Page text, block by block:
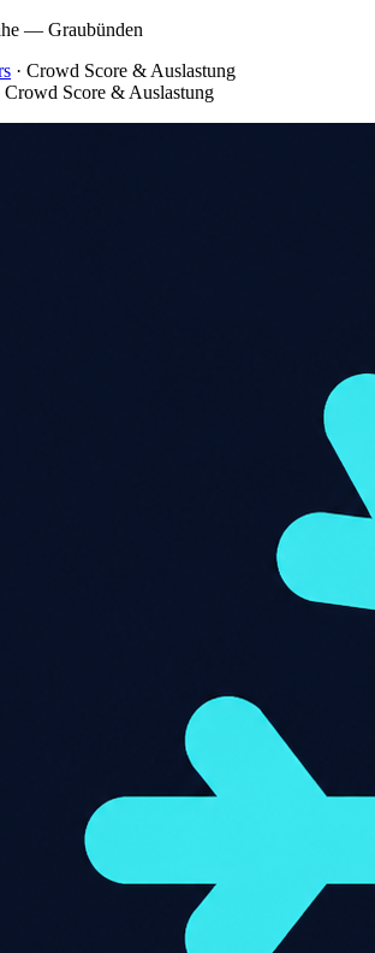
— Graubünden
· Crowd Score & Auslastung
Crowd Score & Auslastung